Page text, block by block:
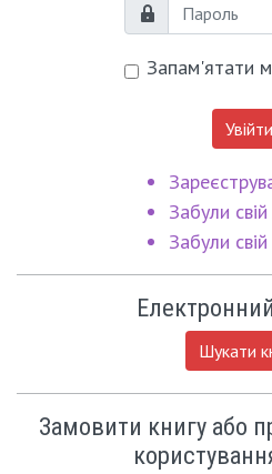
Пароль
Запам'ятати
Увійти
Забули свій
Забули
Шукати
Замовити книгу або